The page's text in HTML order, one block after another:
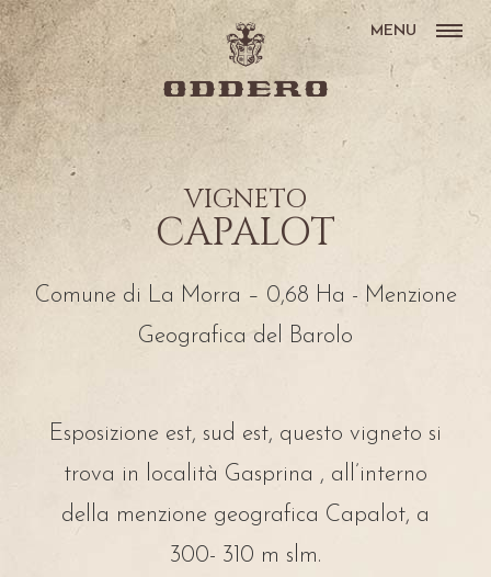
MENU
VIGNETO
CAPALOT
Comune di La Morra – 0,68 Ha - Menzione
Geografica del Barolo
Esposizione est, sud est, questo vigneto si
trova in località Gasprina , all’interno
della menzione geografica Capalot, a
300- 310 m slm.